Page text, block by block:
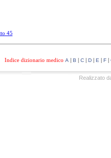
45
Indice dizionario medico A | B | C| D| E | F|
Realizzato